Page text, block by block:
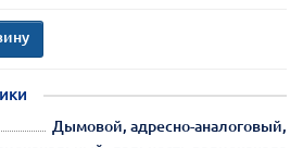
Дымовой, адресно-аналоговый,